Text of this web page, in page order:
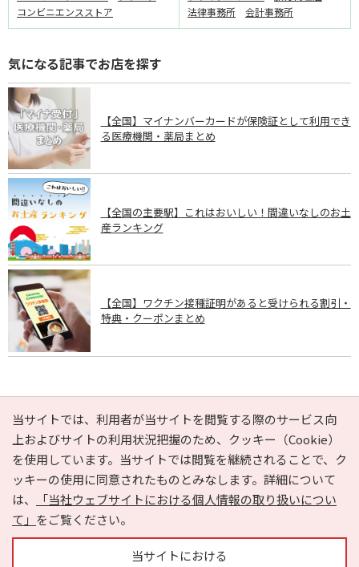
コンビニエンスストア
法律事務所
会計事務所
気になる記事でお店を探す
【全国】マイナンバーカードが保険証として利用でき
る医療機関・薬局まとめ
【全国の主要駅】これはおいしい！間違いなしのお土
産ランキング
【全国】ワクチン接種証明があると受けられる割引・
特典・クーポンまとめ
PAGE TOP
当サイトでは、利用者が当サイトを閲覧する際のサービス向
上およびサイトの利用状況把握のため、クッキー（Cookie）
を使用しています。当サイトでは閲覧を継続されることで、ク
ッキーの使用に同意されたものとみなします。詳細について
は、
「当社ウェブサイトにおける個人情報の取り扱いについ
て」 をご覧ください。
当サイトにおける
e-NAVITA（イーナビタ）とは？ お気に入り
ヘルプ
利用規約
個人情報の取り扱いについて
運営会社
サイトマップ
広告掲載に関するお問い合わせ